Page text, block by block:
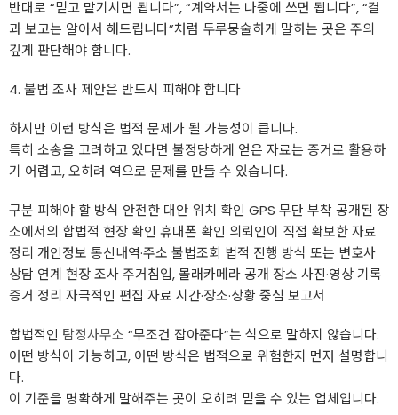
반대로 “믿고 맡기시면 됩니다”, “계약서는 나중에 쓰면 됩니다”, “결
과 보고는 알아서 해드립니다”처럼 두루뭉술하게 말하는 곳은 주의
깊게 판단해야 합니다.
4. 불법 조사 제안은 반드시 피해야 합니다
하지만 이런 방식은 법적 문제가 될 가능성이 큽니다.
특히 소송을 고려하고 있다면 불정당하게 얻은 자료는 증거로 활용하
기 어렵고, 오히려 역으로 문제를 만들 수 있습니다.
구분 피해야 할 방식 안전한 대안 위치 확인 GPS 무단 부착 공개된 장
소에서의 합법적 현장 확인 휴대폰 확인 의뢰인이 직접 확보한 자료
정리 개인정보 통신내역·주소 불법조회 법적 진행 방식 또는 변호사
상담 연계 현장 조사 주거침입, 몰래카메라 공개 장소 사진·영상 기록
증거 정리 자극적인 편집 자료 시간·장소·상황 중심 보고서
합법적인 탐정사무소 “무조건 잡아준다”는 식으로 말하지 않습니다.
어떤 방식이 가능하고, 어떤 방식은 법적으로 위험한지 먼저 설명합니
다.
이 기준을 명확하게 말해주는 곳이 오히려 믿을 수 있는 업체입니다.